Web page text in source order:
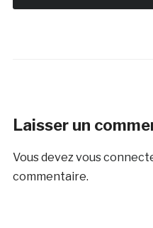
Laisser un
Vous devezvous
commentaire.